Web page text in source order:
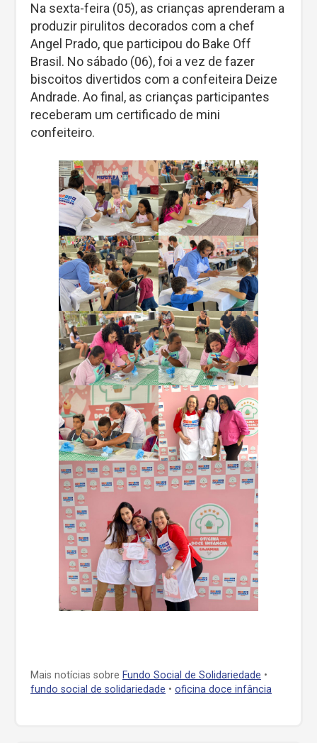
Na sexta-feira (05), as crianças aprenderam a
produzir pirulitos decorados com a chef
Angel Prado, que participou do Bake Off
Brasil. No sábado (06), foi a vez de fazer
biscoitos divertidos com a confeiteira Deize
Andrade. Ao final, as crianças participantes
receberam um certificado de mini
confeiteiro.
Mais notícias sobre Fundo Social de Solidariedade •
fundo social de solidariedade • oficina doce infância